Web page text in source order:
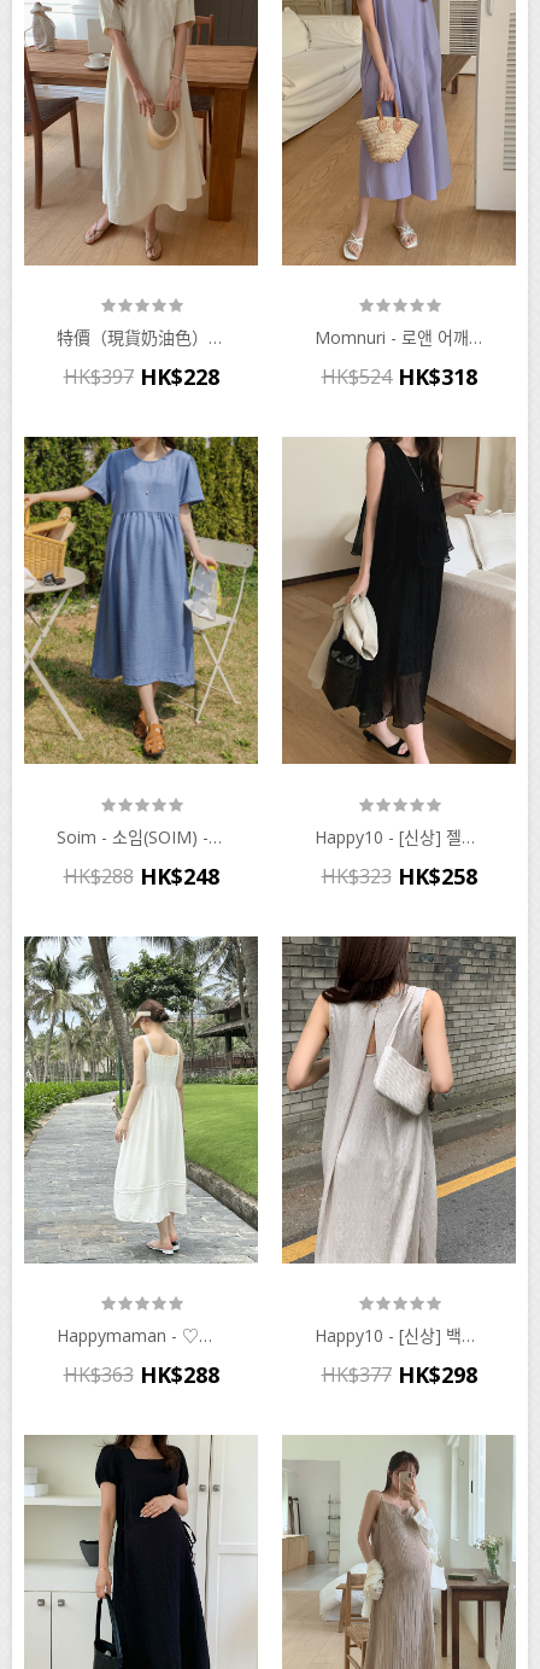
特價（現貨奶油色）momnuri - 모노 사이드밴딩 원피스♡韓國孕婦裝連身裙
HK$397 HK$228
Momnuri - 로앤 어깨셔링 원피스♡韓國孕婦裝連身裙
HK$524 HK$318
Soim - 소임(SOIM) - 임부복*여름해지셔링 임산부원피스♡韓國孕婦裝連身裙
HK$288 HK$248
Happy10 - [신상] 젤리쉬폰 레이어 원피스♡韓國孕婦裝連身裙
HK$323 HK$258
Happymaman - ♡韓國孕婦裝連身裙
HK$363 HK$288
Happy10 - [신상] 백버튼 링클민소매 원피스♡韓國孕婦裝連身裙
HK$377 HK$298